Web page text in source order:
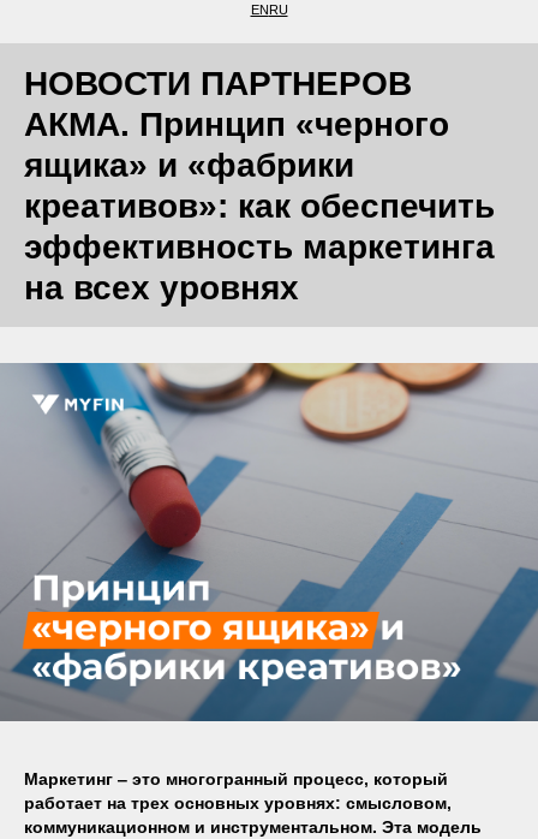
ENRU
НОВОСТИ ПАРТНЕРОВ
АКМА. Принцип «черного
ящика» и «фабрики
креативов»: как обеспечить
эффективность маркетинга
на всех уровнях
Маркетинг ‒ это многогранный процесс, который
работает на трех основных уровнях: смысловом,
коммуникационном и инструментальном. Эта модель